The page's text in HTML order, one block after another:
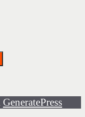
GeneratePress